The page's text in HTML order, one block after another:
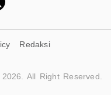
Redaksi
All Right Reserved.